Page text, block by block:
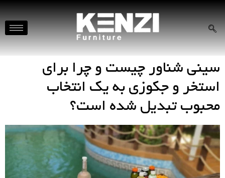
سینی شناور چیست و چرا برای
استخر و جکوزی به یک انتخاب
محبوب تبدیل شده است؟